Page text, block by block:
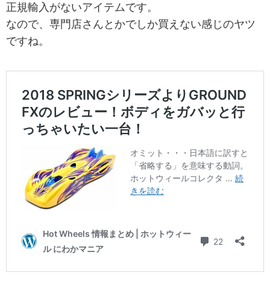
正規輸入がないアイテムです。
なので、専門店さんとかでしか買えない感じのヤツ
ですね。